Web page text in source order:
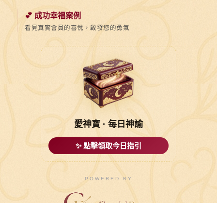
💕 成功幸福案例
看見真實會員的喜悅，啟發您的勇氣
愛神寶 · 每日神諭
✨ 點擊領取今日指引
POWERED BY